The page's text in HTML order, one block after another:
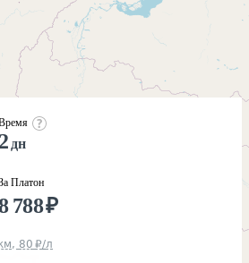
2 дн
Платон
788₽
, 80 ₽/л